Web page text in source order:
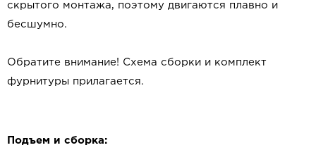
скрытого монтажа, поэтому двигаются плавно и
бесшумно.
Обратите внимание! Схема сборки и комплект
фурнитуры прилагается.
Подъем и сборка: